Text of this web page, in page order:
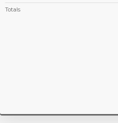
Totals